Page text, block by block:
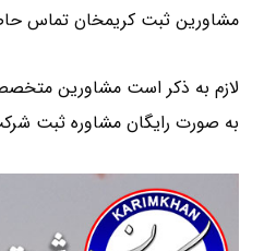
مشاورین ثبت کریمخان تماس حاصل
لازم به ذکر است مشاورین
به صورت رایگان مشاوره ثبت